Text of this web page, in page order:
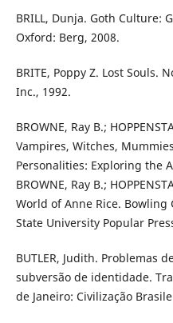
BRILL, Dunja. Goth Culture:
Oxford: Berg, 2008.
BRITE, Poppy Z. Lost Souls.
Inc., 1992.
BROWNE, Ray B.;
Vampires, Witches,
Personalities: Exploring the
BROWNE, Ray B.;
World of Anne Rice. Bowling
State University Popular
BUTLER, Judith. Problemas
subversão de identidade.
de Janeiro: Civilização